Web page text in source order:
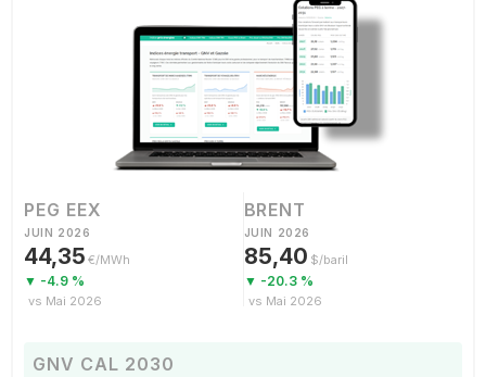
PEG EEX
JUIN 2026
44,35 €/MWh
▼ -4.9 %
vs Mai 2026
BRENT
JUIN 2026
85,40 $/baril
▼ -20.3 %
vs Mai 2026
GNV CAL 2030